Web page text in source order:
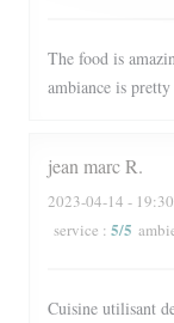
The food is
ambiance is
jean marcR
2023-04-14 -
service : 5/5
Cuisine utilisant